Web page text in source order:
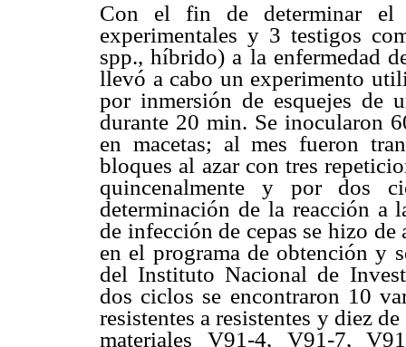
Con el fin de determinar el
experimentales y 3 testigos
spp., híbrido) a la enfermedad
llevó a cabo un experimento
por inmersión de esquejes de
durante 20 min. Se inocularon
en macetas; al mes fueron
bloques al azar con tres
quincenalmente y por dos
determinación de la reacción a
de infección de cepas se hizo
en el programa de obtención y
del Instituto Nacional de
dos ciclos se encontraron 10
resistentes a resistentes y diez
materiales V91-4, V91-7,